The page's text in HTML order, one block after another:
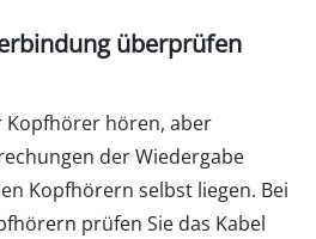
überprüfen
Kopfhörer hören, aber
der Wiedergabe
Kopfhörern selbst liegen. Bei
prüfen Sie das Kabel